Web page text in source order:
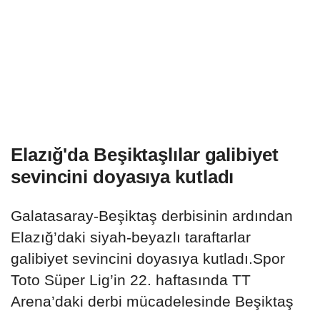
Elazığ'da Beşiktaşlılar galibiyet
sevincini doyasıya kutladı
Galatasaray-Beşiktaş derbisinin ardından
Elazığ’daki siyah-beyazlı taraftarlar
galibiyet sevincini doyasıya kutladı.Spor
Toto Süper Lig’in 22. haftasında TT
Arena’daki derbi mücadelesinde Beşiktaş